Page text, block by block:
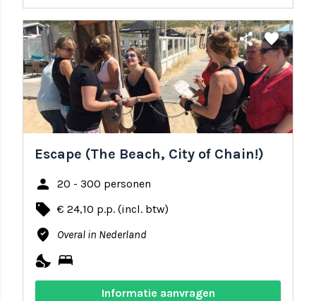
share favorite
Escape (The Beach, City of Chain!)
person 20 - 300 personen
local_offer € 24,10 p.p. (incl. btw)
where_to_vote Overal in Nederland
nights_stay bed
Informatie aanvragen